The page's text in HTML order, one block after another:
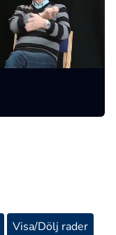
Visa/Dölj rader